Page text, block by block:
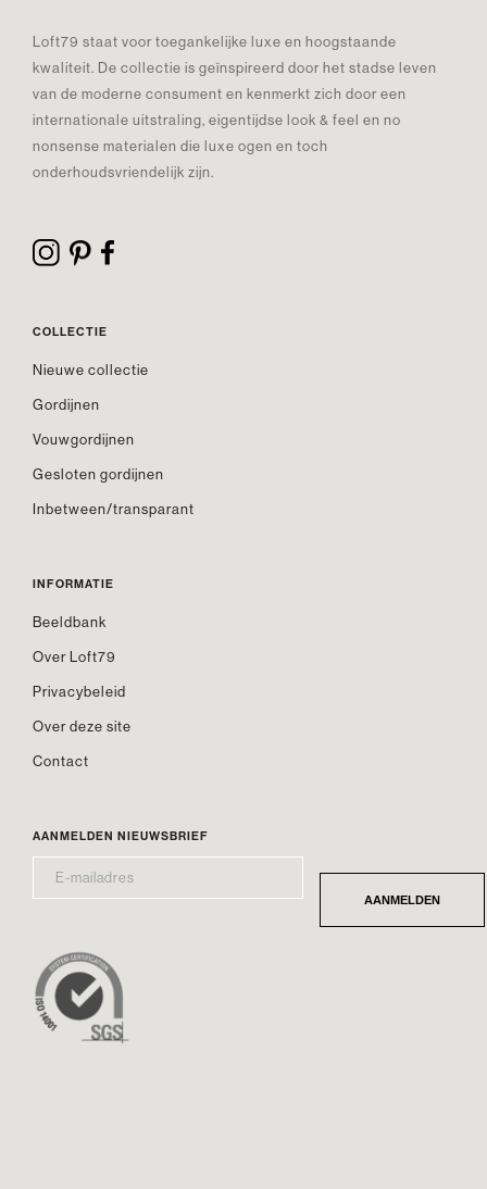
Loft79 staat voor toegankelijke luxe en hoogstaande
kwaliteit. De collectie is geïnspireerd door het stadse leven
van de moderne consument en kenmerkt zich door een
internationale uitstraling, eigentijdse look & feel en no
nonsense materialen die luxe ogen en toch
onderhoudsvriendelijk zijn.
COLLECTIE
Nieuwe collectie
Gordijnen
Vouwgordijnen
Gesloten gordijnen
Inbetween/transparant
INFORMATIE
Beeldbank
Over Loft79
Privacybeleid
Over deze site
Contact
AANMELDEN NIEUWSBRIEF
MAILADRES* AANMELDEN